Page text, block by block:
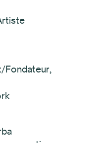
Fondateur,